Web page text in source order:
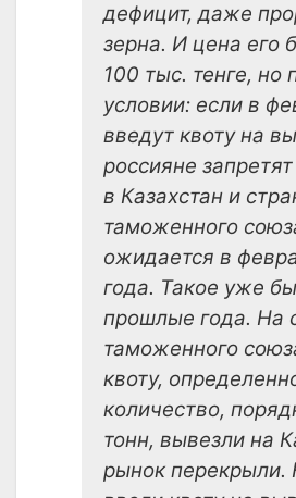
дефицит, даже
зерна. И цена его
100 тыс. тенге, но
условии: если в
введут квоту на
россияне
в Казахстан и
таможенного
ожидается в
года. Такое уже
прошлые года. На
таможенного
квоту,
количество,
тонн, вывезли на
рынок перекрыли.